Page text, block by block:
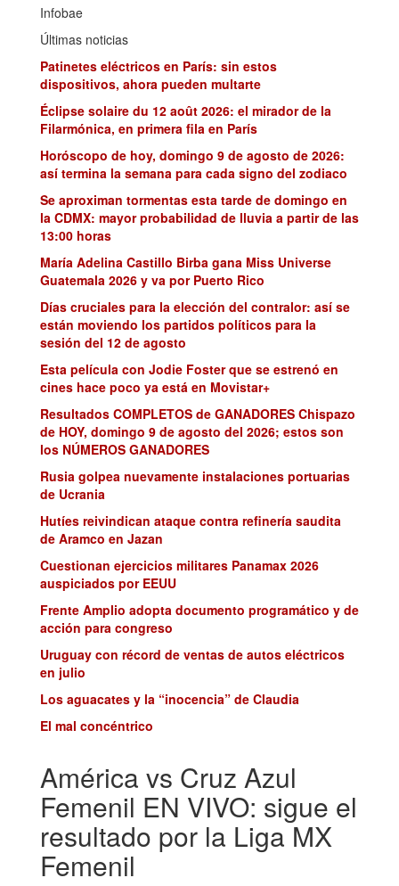
Infobae
Últimas noticias
Patinetes eléctricos en París: sin estos
dispositivos, ahora pueden multarte
Éclipse solaire du 12 août 2026: el mirador de la
Filarmónica, en primera fila en París
Horóscopo de hoy, domingo 9 de agosto de 2026:
así termina la semana para cada signo del zodiaco
Se aproximan tormentas esta tarde de domingo en
la CDMX: mayor probabilidad de lluvia a partir de las
13:00 horas
María Adelina Castillo Birba gana Miss Universe
Guatemala 2026 y va por Puerto Rico
Días cruciales para la elección del contralor: así se
están moviendo los partidos políticos para la
sesión del 12 de agosto
Esta película con Jodie Foster que se estrenó en
cines hace poco ya está en Movistar+
Resultados COMPLETOS de GANADORES Chispazo
de HOY, domingo 9 de agosto del 2026; estos son
los NÚMEROS GANADORES
Rusia golpea nuevamente instalaciones portuarias
de Ucrania
Hutíes reivindican ataque contra refinería saudita
de Aramco en Jazan
Cuestionan ejercicios militares Panamax 2026
auspiciados por EEUU
Frente Amplio adopta documento programático y de
acción para congreso
Uruguay con récord de ventas de autos eléctricos
en julio
Los aguacates y la “inocencia” de Claudia
El mal concéntrico
América vs Cruz Azul
Femenil EN VIVO: sigue el
resultado por la Liga MX
Femenil